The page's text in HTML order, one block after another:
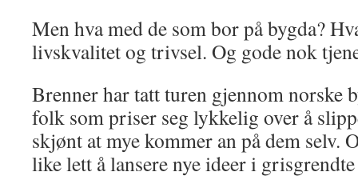
Men hva med de som bor på bygda?
livskvalitet og trivsel. Og gode nok
Brenner har tatt turen gjennom norske
folk som priser seg lykkelig over å
skjønt at mye kommer an på dem selv.
like lett å lansere nye ideer i